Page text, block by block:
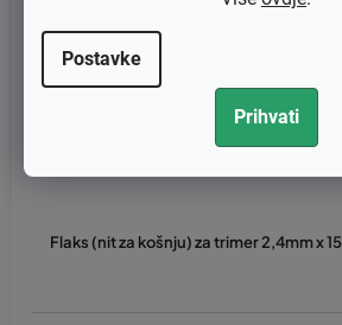
Postavke
Prihvati
Flaks (nit za košnju) za trimer 2,4mm x